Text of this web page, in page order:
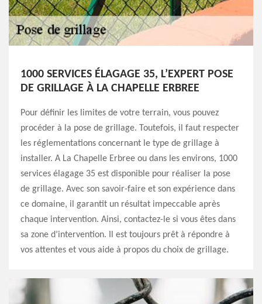
1000 SERVICES ÉLAGAGE 35, L’EXPERT POSE
DE GRILLAGE À LA CHAPELLE ERBREE
Pour définir les limites de votre terrain, vous pouvez
procéder à la pose de grillage. Toutefois, il faut respecter
les réglementations concernant le type de grillage à
installer. A La Chapelle Erbree ou dans les environs, 1000
services élagage 35 est disponible pour réaliser la pose
de grillage. Avec son savoir-faire et son expérience dans
ce domaine, il garantit un résultat impeccable après
chaque intervention. Ainsi, contactez-le si vous êtes dans
sa zone d’intervention. Il est toujours prêt à répondre à
vos attentes et vous aide à propos du choix de grillage.